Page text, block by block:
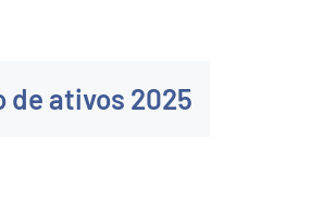
de ativos 2025